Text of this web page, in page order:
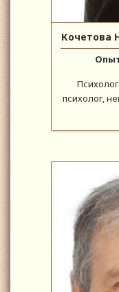
Кочетова
психолог,